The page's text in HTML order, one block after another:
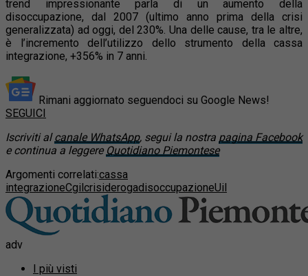
trend impressionante parla di un aumento della
disoccupazione, dal 2007 (ultimo anno prima della crisi
generalizzata) ad oggi, del 230%. Una delle cause, tra le altre,
è l’incremento dell’utilizzo dello strumento della cassa
integrazione, +356% in 7 anni.
Rimani aggiornato seguendoci su Google News!
SEGUICI
Iscriviti alcanale WhatsApp, segui la nostra pagina Facebook
e continua a leggere Quotidiano Piemontese
Argomenti correlati:cassa
integrazioneCgilcrisiderogadisoccupazioneUil
adv
I più visti